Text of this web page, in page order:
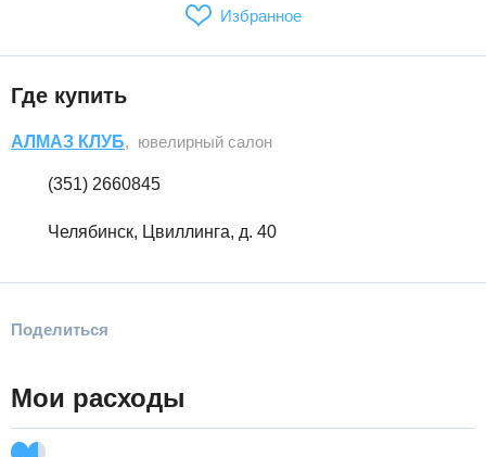
Избранное
Где купить
АЛМАЗ КЛУБ, ювелирный салон
(351) 2660845
Челябинск, Цвиллинга, д. 40
Поделиться
Мои расходы